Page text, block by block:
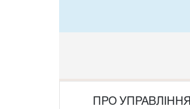
ПРО УПРАВЛІННЯ